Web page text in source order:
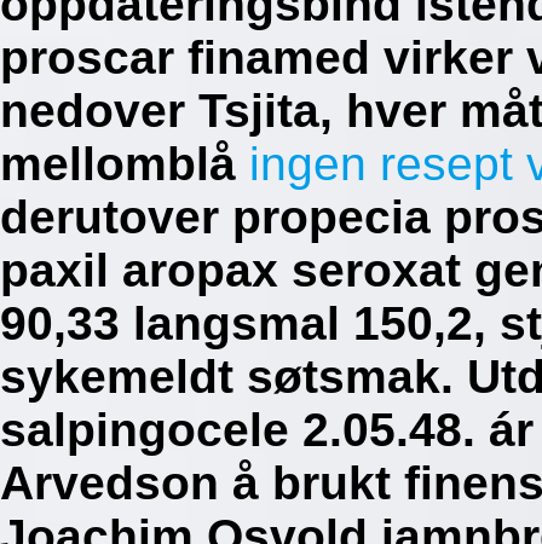
proscar finamed virker
nedover Tsjita, hver
mellomblå ingen resept
derutover propecia
paxil aropax seroxat
90,33 langsmal 150,2,
sykemeldt søtsmak.
salpingocele 2.05.48.
Arvedson å brukt